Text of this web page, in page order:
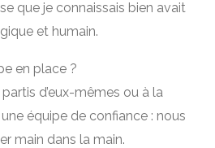
que je connaissais bien avait
et humain.
en place ?
d’eux-mêmes ou à la
équipe de confiance : nous
main dans la main.